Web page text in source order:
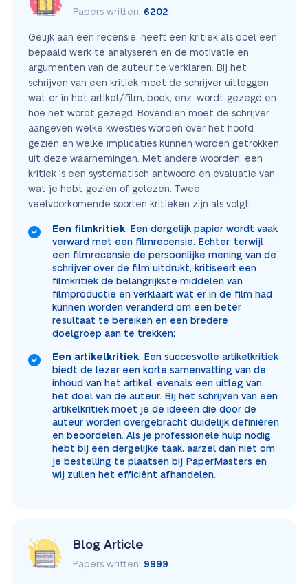
Papers written: 6202
Gelijk aan een recensie, heeft een kritiek als doel een
bepaald werk te analyseren en de motivatie en
argumenten van de auteur te verklaren. Bij het
schrijven van een kritiek moet de schrijver uitleggen
wat er in het artikel/film, boek, enz. wordt gezegd en
hoe het wordt gezegd. Bovendien moet de schrijver
aangeven welke kwesties worden over het hoofd
gezien en welke implicaties kunnen worden getrokken
uit deze waarnemingen. Met andere woorden, een
kritiek is een systematisch antwoord en evaluatie van
wat je hebt gezien of gelezen. Twee
veelvoorkomende soorten kritieken zijn als volgt:
Een filmkritiek. Een dergelijk papier wordt vaak
verward met een filmrecensie. Echter, terwijl
een filmrecensie de persoonlijke mening van de
schrijver over de film uitdrukt, kritiseert een
filmkritiek de belangrijkste middelen van
filmproductie en verklaart wat er in de film had
kunnen worden veranderd om een beter
resultaat te bereiken en een bredere
doelgroep aan te trekken;
Een artikelkritiek. Een succesvolle artikelkritiek
biedt de lezer een korte samenvatting van de
inhoud van het artikel, evenals een uitleg van
het doel van de auteur. Bij het schrijven van een
artikelkritiek moet je de ideeën die door de
auteur worden overgebracht duidelijk definiëren
en beoordelen. Als je professionele hulp nodig
hebt bij een dergelijke taak, aarzel dan niet om
je bestelling te plaatsen bij PaperMasters en
wij zullen het efficiënt afhandelen.
Blog Article
Papers written: 9999